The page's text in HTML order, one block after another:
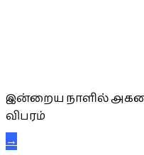
இன்றைய நாளில்
விபரம்
→